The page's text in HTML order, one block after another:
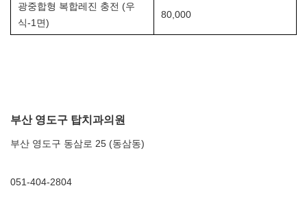
광중합형 복합레진 충전 (우
식-1면)
80,000
부산 영도구 탑치과의원
부산 영도구 동삼로 25 (동삼동)
051-404-2804